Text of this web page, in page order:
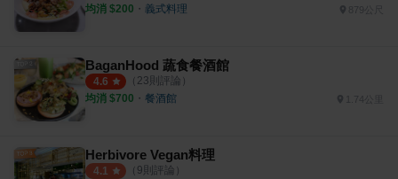
均消 $200 ・ 義式料理
BaganHood 蔬食餐酒館
4.6 （ 23則評論）
均消 $700 ・ 餐酒館 1.74公里
Herbivore Vegan料理
4.1 （ 9則評論）